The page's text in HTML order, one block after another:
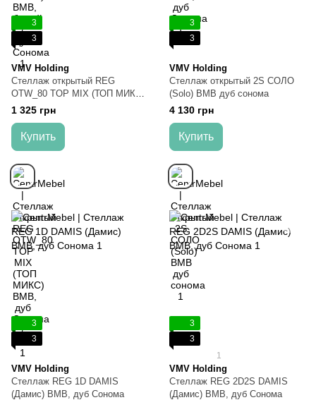
3
3
VMV Holding
Стеллаж открытый REG
OTW_80 TOP MIX (ТОП МИКС)
ВМВ, дуб Сонома / белый
1 325 грн
Купить
3
3
VMV Holding
Стеллаж открытый 2S СОЛО
(Solo) ВМВ дуб сонома
4 130 грн
Купить
3
3
VMV Holding
Стеллаж REG 1D DAMIS
(Дамис) ВМВ, дуб Сонома
3
3
1
VMV Holding
Стеллаж REG 2D2S DAMIS
(Дамис) ВМВ, дуб Сонома